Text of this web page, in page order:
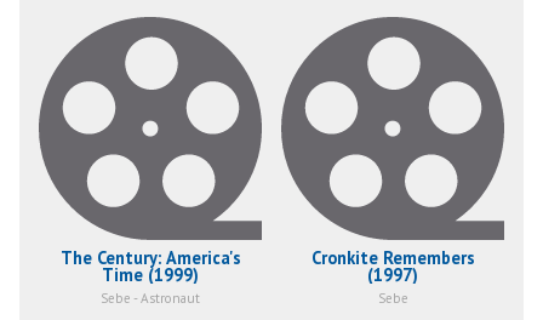
The Century: America's
Time (1999)
Sebe - Astronaut
Cronkite Remembers
(1997)
Sebe